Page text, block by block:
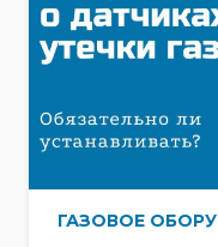
ГАЗОВОЕ